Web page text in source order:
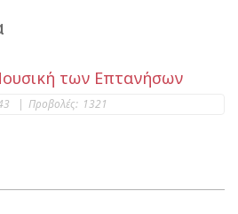
των Επτανήσων
| Προβολές: 1321